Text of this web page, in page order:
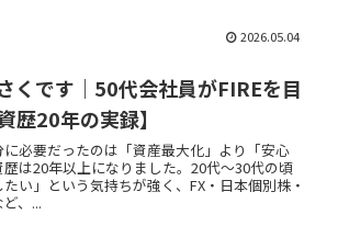
2026.05.04
くです｜50代会社員がFIREを目
歴20年の実録】
必要だったのは「資産最大化」より「安心
は20年以上になりました。20代〜30代の頃
い」という気持ちが強く、FX・日本個別株・
、...